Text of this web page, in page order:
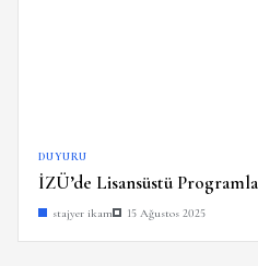
DUYURU
İZÜ’de Lisansüstü
stajyer ikam 15 Ağustos 2025